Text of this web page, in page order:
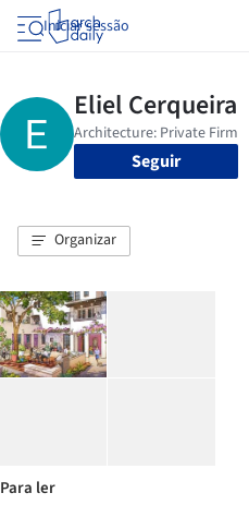
Iniciar sessão
Seguir
Organizar
Para ler